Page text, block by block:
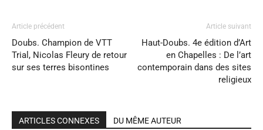
Article précédent
Doubs. Champion de VTT
Trial, Nicolas Fleury de retour
sur ses terres bisontines
Article suivant
Haut-Doubs. 4e édition d’Art
en Chapelles : De l’art
contemporain dans des sites
religieux
ARTICLES CONNEXES DU MÊME AUTEUR